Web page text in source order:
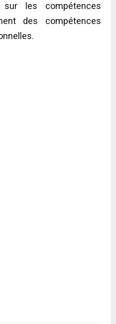
les compétences
des compétences